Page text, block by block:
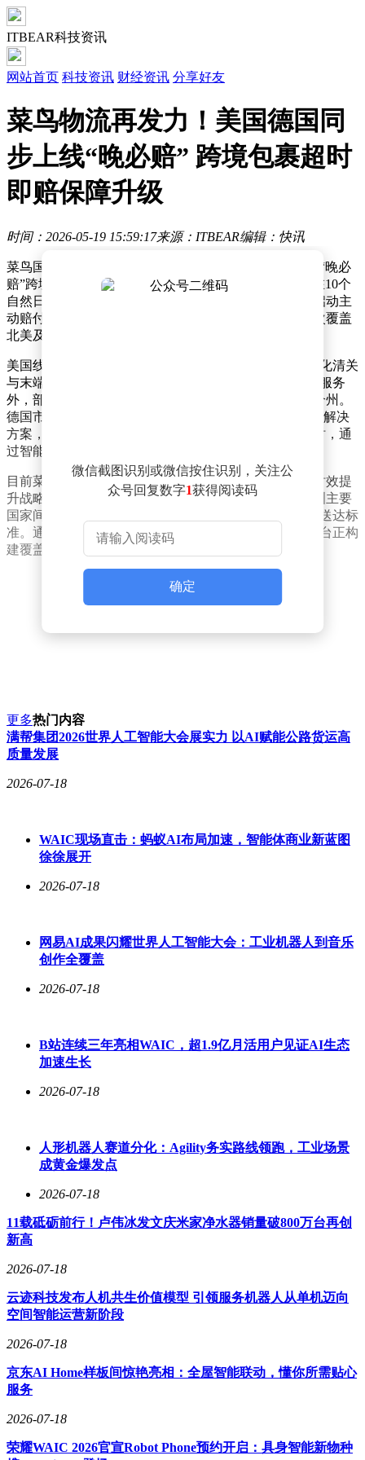
ITBEAR科技资讯
网站首页 科技资讯 财经资讯 分享好友
菜鸟物流再发力！美国德国同
步上线“晚必赔” 跨境包裹超时
即赔保障升级
时间：2026-05-19 15:59:17来源：ITBEAR编辑：快讯
菜鸟国际物流服务再升级，正式在美国与德国市场推出“晚必
赔”跨境时效保障服务。根据承诺，发往美国的包裹将在10个
自然日内送达，德国则为8个自然日，若未按时抵达将启动主
动赔付机制。这是该服务继英国市场实现5日达后，首次覆盖
北美及欧洲大陆核心国家。
美国线路依托每日直飞货运航班构建运力基础，通过优化清关
与末端配送环节，实现全流程时效承诺。除标准10日达服务
外，部分区域最快4天即可签收，服务范围覆盖全美50个州。
德国市场则聚焦轻小件物流，针对0-2公斤包裹提供专属解决
方案，同样采用每日航班保障运力，最快5日送达的同时，通
过智能分单系统提升偏远地区配送效率。
目前菜鸟全球物流网络已触达200余个国家和地区，其时效提
升战略正加速落地。香港至伦敦航线已实现3日达，欧洲主要
国家间以及中东、亚太区域内的跨境运输均达成72小时送达标
准。通过整合航空干线、海外仓及末端配送资源，该平台正构
建覆盖全链条的数字化物流基础设施。
微信截图识别或微信按住识别，关注公
众号回复数字1获得阅读码
确定
更多热门内容
满帮集团2026世界人工智能大会展实力 以AI赋能公路货运高
质量发展
2026-07-18
WAIC现场直击：蚂蚁AI布局加速，智能体商业新蓝图
徐徐展开
2026-07-18
网易AI成果闪耀世界人工智能大会：工业机器人到音乐
创作全覆盖
2026-07-18
B站连续三年亮相WAIC，超1.9亿月活用户见证AI生态
加速生长
2026-07-18
人形机器人赛道分化：Agility务实路线领跑，工业场景
成黄金爆发点
2026-07-18
11载砥砺前行！卢伟冰发文庆米家净水器销量破800万台再创
新高
2026-07-18
云迹科技发布人机共生价值模型 引领服务机器人从单机迈向
空间智能运营新阶段
2026-07-18
京东AI Home样板间惊艳亮相：全屋智能联动，懂你所需贴心
服务
2026-07-18
荣耀WAIC 2026官宣Robot Phone预约开启：具身智能新物种